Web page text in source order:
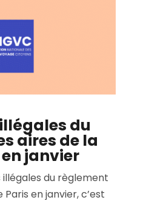
du
aires de la
janvier
du règlement
en janvier, c’est